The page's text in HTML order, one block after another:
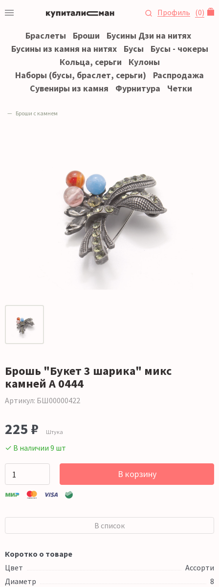
Профиль (0)
Браслеты Броши
Бусины Дзи на нитях
Бусины из камня на нитях
Бусы
Бусы - чокеры
Кольца, серьги
Кулоны
Наборы (бусы, браслет, серьги)
Распродажа
Сувениры из камня
Фурнитура Четки
Броши с камнем
Брошь "Букет 3 шарика" микс
камней А 0444
Артикул: БШ00000422
225 ₽ Штука
✓ В наличии 9 шт
В корзину
В список
Коротко о товаре
Цвет
Ассорти
Диаметр
8